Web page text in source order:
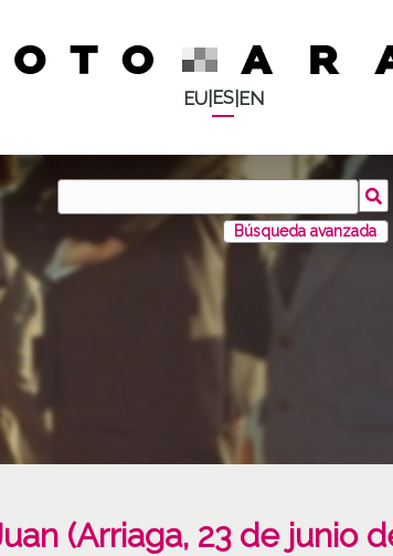
EU| ES| EN
Búsqueda avanzada
(Arriaga, 23 de junio